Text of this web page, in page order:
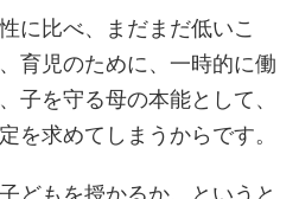
に比べ、まだまだ低いこ
育児のために、一時的に働
子を守る母の本能として、
を求めてしまうからです。
どもを授かるか、というと